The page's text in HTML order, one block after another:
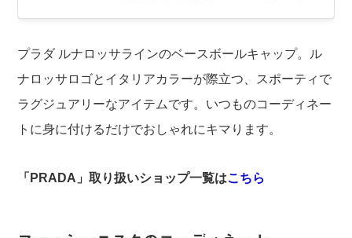
プラダ ルナロッサラインのベースボールキャップ。ル
ナロッサロゴとイタリアカラーが際立つ、スポーティで
ラグジュアリーなアイテムです。いつものコーディネー
トに身に付けるだけでおしゃれにキマります。
「PRADA」取り扱いショップ一覧はこちら